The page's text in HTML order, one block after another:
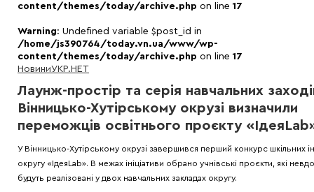
content/themes/today/archive.php on line 17
Warning: Undefined variable $post_id in
/home/js390764/today.vn.ua/www/wp-
content/themes/today/archive.php on line 17
НовиниУКР.НЕТ
Лаунж-простір та серія навчальних
Вінницько-Хутірському окрузі визначили
переможців освітнього проєкту
У Вінницько-Хутірському окрузі завершився перший конкурс шкільних
округу «ІдеяLab». В межах ініціативи обрано учнівські проєкти, які
будуть реалізовані у двох навчальних закладах округу.